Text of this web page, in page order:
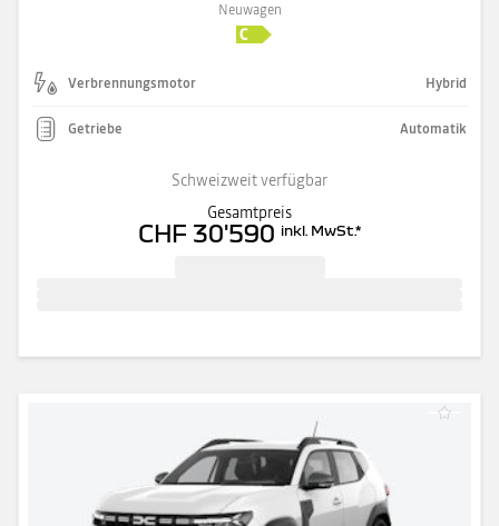
Neuwagen
Verbrennungsmotor Hybrid
Getriebe Automatik
Schweizweit verfügbar
Gesamtpreis
CHF 30'590 inkl. MwSt.*